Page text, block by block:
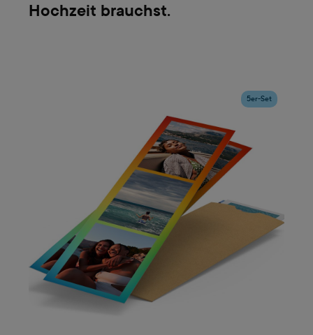
Hochzeit brauchst.
5er-Set